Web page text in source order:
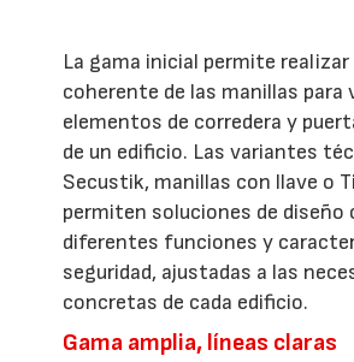
La gama inicial permite realizar
coherente de las manillas para
elementos de corredera y
de un edificio. Las variantes
Secustik, manillas con llave o
permiten soluciones de
diferentes funciones y
seguridad, ajustadas a las
concretas de cada edificio.
Gama amplia, líneas claras